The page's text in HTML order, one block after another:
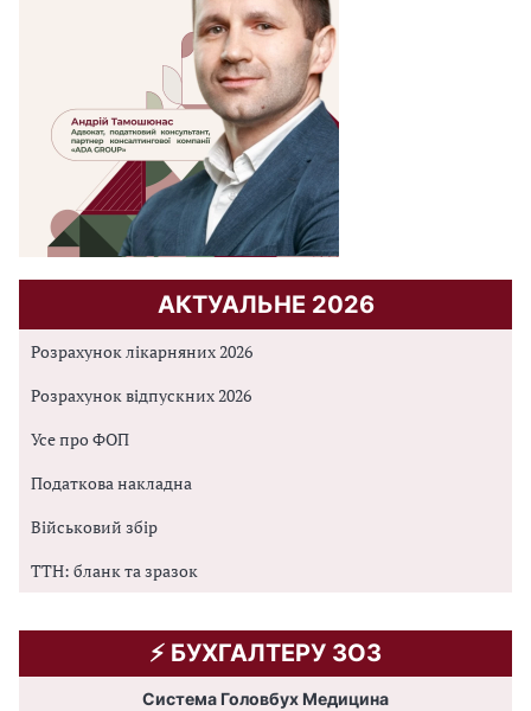
АКТУАЛЬНЕ 2026
Розрахунок лікарняних 2026
Розрахунок відпускних 2026
Усе про ФОП
Податкова накладна
Військовий збір
ТТН: бланк та зразок
⚡️ БУХГАЛТЕРУ ЗОЗ
Система Головбух Медицина